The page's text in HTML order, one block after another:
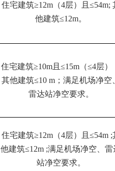
住宅建筑≥12m（4层）且≤54m;
他建筑≤12m。
住宅建筑≥10m且≤15m（≤4层）
其他建筑≤10 m；满足机场净空
雷达站净空要求。
住宅建筑≥12m（4层）且≤54m ;
他建筑≤12m ;满足机场净空、雷
站净空要求。